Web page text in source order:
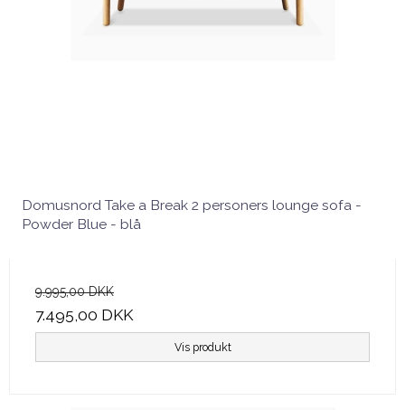
Domusnord Take a Break 2 personers lounge sofa -
Powder Blue - blå
9.995,00 DKK
7.495,00 DKK
Vis produkt